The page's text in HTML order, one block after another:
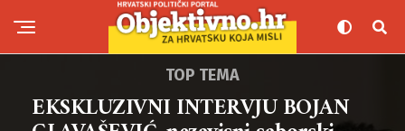
TOP TEMA
EKSKLUZIVNI INTERVJU BOJAN